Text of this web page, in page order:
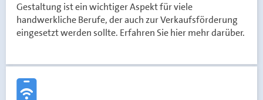
Gestaltung ist ein wichtiger Aspekt für viele
handwerkliche Berufe, der auch zur Verkaufsförderung
eingesetzt werden sollte. Erfahren Sie hier mehr darüber.